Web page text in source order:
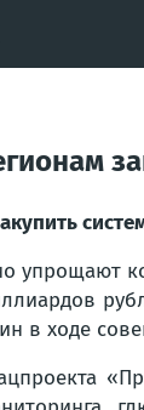
упрощают
в ходе